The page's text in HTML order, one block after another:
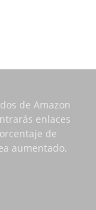
de Amazon
enlaces
de
aumentado.